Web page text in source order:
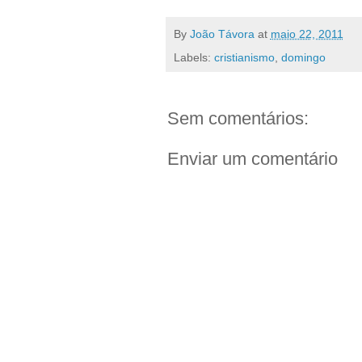
By João Távora at maio 22, 2011
Labels: cristianismo, domingo
Sem comentários:
Enviar um comentário